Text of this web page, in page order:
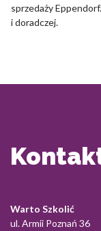
sprzedaży
i doradczej.
Warto Szkolić
ul. Armii Poznań 36